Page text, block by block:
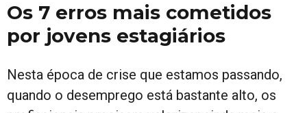
Os 7 erros mais cometidos
por jovens estagiários
Nesta época de crise que estamos passando,
quando o desemprego está bastante alto, os